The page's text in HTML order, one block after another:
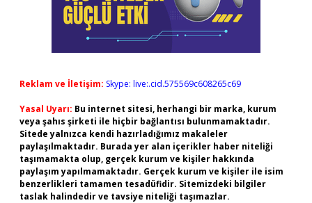
Reklam ve İletişim: Skype: live:.cid.575569c608265c69
Yasal Uyarı: Bu internet sitesi, herhangi bir marka, kurum
veya şahıs şirketi ile hiçbir bağlantısı bulunmamaktadır.
Sitede yalnızca kendi hazırladığımız makaleler
paylaşılmaktadır. Burada yer alan içerikler haber niteliği
taşımamakta olup, gerçek kurum ve kişiler hakkında
paylaşım yapılmamaktadır. Gerçek kurum ve kişiler ile isim
benzerlikleri tamamen tesadüfidir. Sitemizdeki bilgiler
taslak halindedir ve tavsiye niteliği taşımazlar.